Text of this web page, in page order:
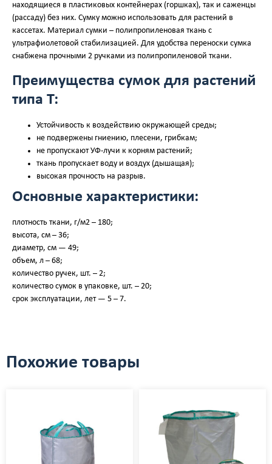
находящиеся в пластиковых контейнерах (горшках), так и саженцы
(рассаду) без них. Сумку можно использовать для растений в
кассетах. Материал сумки – полипропиленовая ткань с
ультрафиолетовой стабилизацией. Для удобства переноски сумка
снабжена прочными 2 ручками из полипропиленовой ткани.
Преимущества сумок для растений
типа Т:
Устойчивость к воздействию окружающей среды;
не подвержены гниению, плесени, грибкам;
не пропускают УФ-лучи к корням растений;
ткань пропускает воду и воздух (дышащая);
высокая прочность на разрыв.
Основные характеристики:
плотность ткани, г/м2 – 180;
высота, см – 36;
диаметр, см — 49;
объем, л – 68;
количество ручек, шт. – 2;
количество сумок в упаковке, шт. – 20;
срок эксплуатации, лет — 5 – 7.
Похожие товары